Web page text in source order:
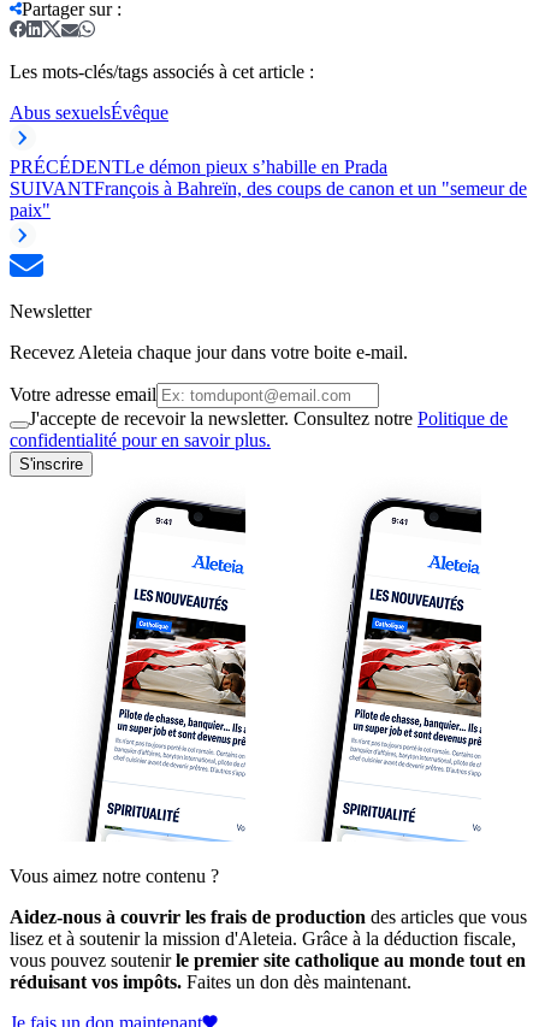
Partager sur:
Les mots-clés/tags associés à cet article :
Abus sexuelsÉvêque
PRÉCÉDENTLe démon pieux s’habille en Prada
SUIVANTFrançois à Bahreïn, des coups de canon et un "semeur de
paix"
Newsletter
Recevez Aleteia chaque jour dans votre boite e-mail.
Votre adresse email
J'accepte de recevoir la newsletter. Consultez notre Politique de
confidentialité pour en savoir plus.
S'inscrire
Vous aimez notre contenu ?
Aidez-nous à couvrir les frais de production des articles que vous
lisez et à soutenir la mission d'Aleteia. Grâce à la déduction fiscale,
vous pouvez soutenirle premier site catholique au monde tout en
réduisant vos impôts. Faites un don dès maintenant.
Je fais un don maintenant